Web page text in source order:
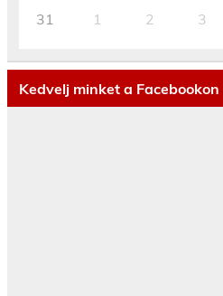
31 1 2 3
Kedvelj minket a Facebookon